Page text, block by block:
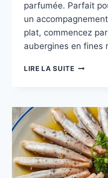
parfumée. Parfait
un
plat, commencez
aubergines en fines
LIRE LA SUITERECETTES
AVEC